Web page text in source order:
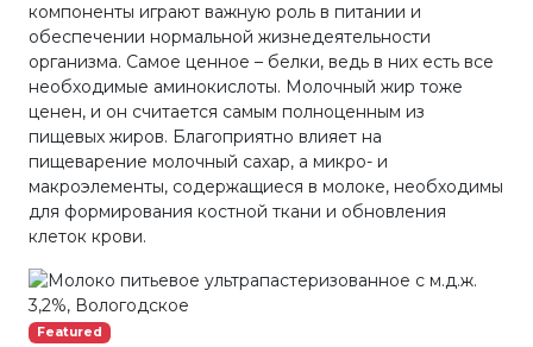
компоненты играют важную роль в питании и
обеспечении нормальной жизнедеятельности
организма. Самое ценное – белки, ведь в них есть все
необходимые аминокислоты. Молочный жир тоже
ценен, и он считается самым полноценным из
пищевых жиров. Благоприятно влияет на
пищеварение молочный сахар, а микро- и
макроэлементы, содержащиеся в молоке, необходимы
для формирования костной ткани и обновления
клеток крови.
Featured